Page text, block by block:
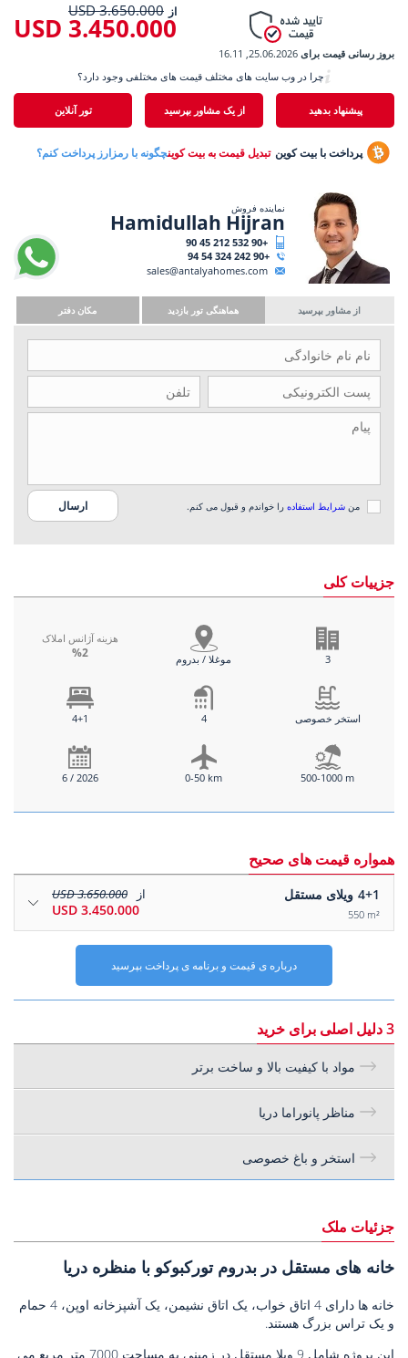
از 3.650.000 USD
3.450.000 USD
بروز رسانی قیمت برای 25.06.2026, 16.11
پیشنهاد بدهید از یک مشاور بپرسید تور آنلاین
چرا در وب سایت های مختلف قیمت های مختلفی وجود دارد؟
پرداخت با بیت کوین تبدیل قیمت به بیت کوینچگونه با رمزارز پرداخت کنم؟
نماینده فروش
Hamidullah Hijran
+90 532 212 45 90
+90 242 324 54 94
sales@antalyahomes.com
از مشاور بپرسید هماهنگی تور بازدید مکان دفتر
من شرایط استفاده را خواندم و قبول می کنم.
جزییات کلی
هزینه آژانس املاک
%2 موغلا / بدروم 3
4+1 4 استخر خصوصی
6 / 2026 0-50 km 500-1000 m
همواره قیمت های صحیح
4+1 ویلای مستقل
550 m²
از 3.650.000 USD
3.450.000 USD
درباره ی قیمت و برنامه ی پرداخت بپرسید
3 دلیل اصلی برای خرید
مواد با کیفیت بالا و ساخت برتر
مناظر پانوراما دریا
استخر و باغ خصوصی
جزئیات ملک
خانه های مستقل در بدروم تورکبوکو با منظره دریا
خانه ها دارای 4 اتاق خواب، یک اتاق نشیمن، یک آشپزخانه اوپن، 4 حمام
و یک تراس بزرگ هستند.
این پروژه شامل 9 ویلا مستقل در زمینی به مساحت 7000 متر مربع می